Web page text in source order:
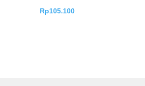
Rp105.100